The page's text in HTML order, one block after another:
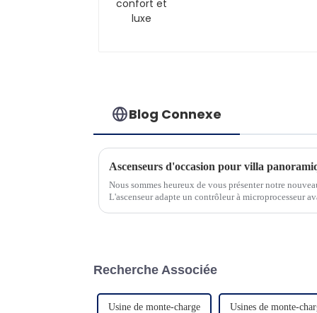
Blog Connexe
Ascenseurs d'occasion pour villa
Nous sommes heureux de vous présenter notre
L'ascenseur adapte un contrôleur à microprocesseur
Recherche Associée
Usine de monte-charge Usines de monte-